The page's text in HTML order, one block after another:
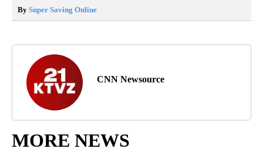
By Super Saving Online
CNN Newsource
MORE NEWS